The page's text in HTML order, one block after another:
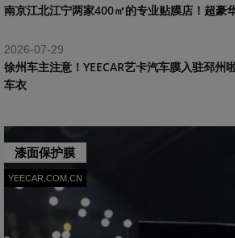
南京江北江宁两家400㎡的专业贴膜店！超豪
2026-07-29
徐州车主注意！YEECAR艺卡汽车膜入驻邳州
车衣
漆面保护膜
YEECAR.COM.CN